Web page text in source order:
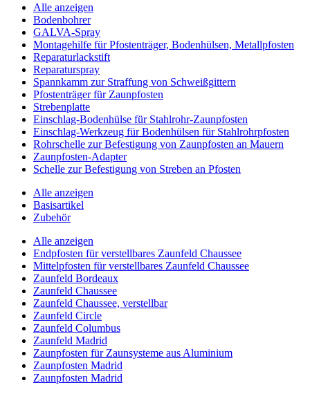
Alle anzeigen
Bodenbohrer
GALVA-Spray
Montagehilfe für Pfostenträger, Bodenhülsen, Metallpfosten
Reparaturlackstift
Reparaturspray
Spannkamm zur Straffung von Schweißgittern
Pfostenträger für Zaunpfosten
Strebenplatte
Einschlag-Bodenhülse für Stahlrohr-Zaunpfosten
Einschlag-Werkzeug für Bodenhülsen für Stahlrohrpfosten
Rohrschelle zur Befestigung von Zaunpfosten an Mauern
Zaunpfosten-Adapter
Schelle zur Befestigung von Streben an Pfosten
Alle anzeigen
Basisartikel
Zubehör
Alle anzeigen
Endpfosten für verstellbares Zaunfeld Chaussee
Mittelpfosten für verstellbares Zaunfeld Chaussee
Zaunfeld Bordeaux
Zaunfeld Chaussee
Zaunfeld Chaussee, verstellbar
Zaunfeld Circle
Zaunfeld Columbus
Zaunfeld Madrid
Zaunpfosten für Zaunsysteme aus Aluminium
Zaunpfosten Madrid
Zaunpfosten Madrid